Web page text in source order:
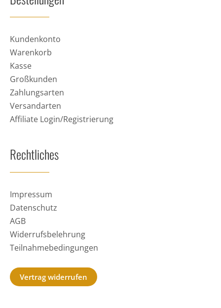
Kundenkonto
Warenkorb
Kasse
Großkunden
Zahlungsarten
Versandarten
Affiliate Login/Registrierung
Rechtliches
Impressum
Datenschutz
AGB
Widerrufsbelehrung
Teilnahmebedingungen
Vertrag widerrufen